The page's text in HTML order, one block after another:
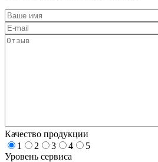
Качество продукции
1
2 3 4
5
Уровень сервиса